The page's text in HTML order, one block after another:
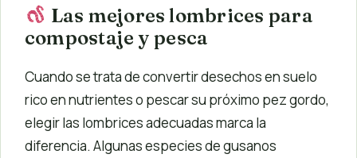
Las mejores lombrices para
compostaje y pesca
Cuando se trata de convertir desechos en suelo
rico en nutrientes o pescar su próximo pez gordo,
elegir las lombrices adecuadas marca la
diferencia. Algunas especies de gusanos